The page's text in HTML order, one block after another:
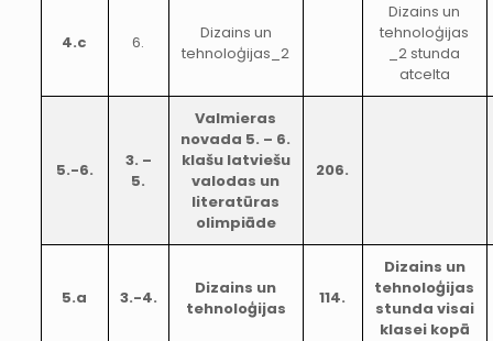
4.c 6.
Dizains un
tehnoloģijas_2
Dizains un
tehnoloģijas
_2 stunda
atcelta
5.-6.
3. –
5.
Valmieras
novada 5. – 6.
klašu latviešu
valodas un
literatūras
olimpiāde
206.
5.a 3.-4.
Dizains un
tehnoloģijas
114.
Dizains un
tehnoloģijas
stunda visai
klasei kopā